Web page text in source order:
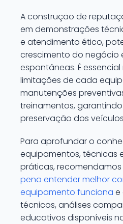
A construção de
em demonstrações
e atendimento ético,
crescimento do negócio
espontâneas. É
limitações de cada
manutenções
treinamentos,
preservação dos
Para aprofundar o
equipamentos, técnicas
práticas,
pena entender melhor
equipamento funciona e
técnicos, análises
educativos disponíveis